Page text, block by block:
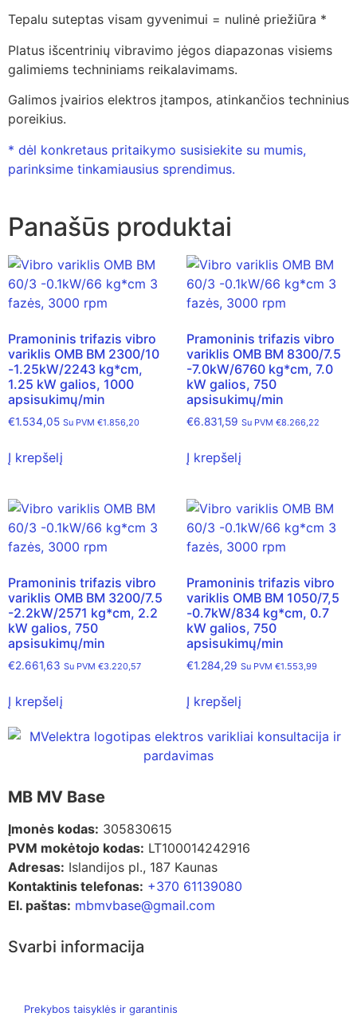
Tepalu suteptas visam gyvenimui = nulinė priežiūra *
Platus išcentrinių vibravimo jėgos diapazonas visiems
galimiems techniniams reikalavimams.
Galimos įvairios elektros įtampos, atinkančios techninius
poreikius.
* dėl konkretaus pritaikymo susisiekite su mumis,
parinksime tinkamiausius sprendimus.
Panašūs produktai
Pramoninis trifazis vibro
variklis OMB BM 2300/10
-1.25kW/2243 kg*cm,
1.25 kW galios, 1000
apsisukimų/min
€1.534,05 Su PVM €1.856,20
Į krepšelį
Pramoninis trifazis vibro
variklis OMB BM 8300/7.5
-7.0kW/6760 kg*cm, 7.0
kW galios, 750
apsisukimų/min
€6.831,59 Su PVM €8.266,22
Į krepšelį
Pramoninis trifazis vibro
variklis OMB BM 3200/7.5
-2.2kW/2571 kg*cm, 2.2
kW galios, 750
apsisukimų/min
€2.661,63 Su PVM €3.220,57
Į krepšelį
Pramoninis trifazis vibro
variklis OMB BM 1050/7,5
-0.7kW/834 kg*cm, 0.7
kW galios, 750
apsisukimų/min
€1.284,29 Su PVM €1.553,99
Į krepšelį
MB MV Base
Įmonės kodas: 305830615
PVM mokėtojo kodas: LT100014242916
Adresas: Islandijos pl., 187 Kaunas
Kontaktinis telefonas: +370 61139080
El. paštas: mbmvbase@gmail.com
Svarbi informacija
Prekybos taisyklės ir garantinis